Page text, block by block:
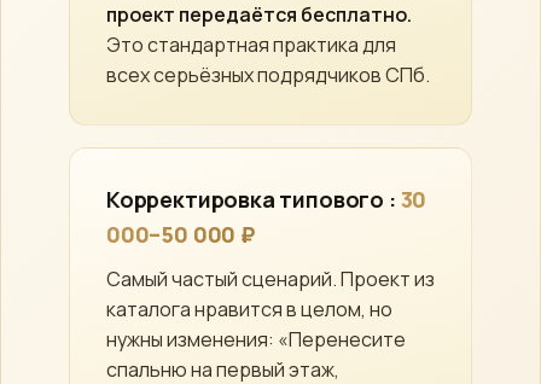
проект передаётся бесплатно.
Это стандартная практика для
всех серьёзных подрядчиков СПб.
Корректировка типового : 30
000–50 000 ₽
Самый частый сценарий. Проект из
каталога нравится в целом, но
нужны изменения: «Перенесите
спальню на первый этаж,